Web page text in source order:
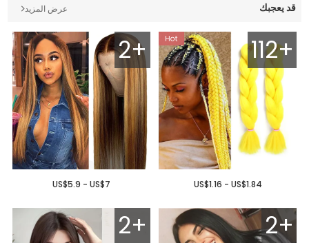
قد يعجبك عرض المزيد
112+
US$1.16 - US$1.84
2+
US$5.9 - US$7
2+
2+